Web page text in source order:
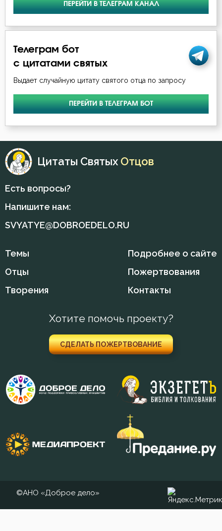
ПЕРЕЙТИ В ТЕЛЕГРАМ КАНАЛ
Телеграм бот
с цитатами святых
Выдает случайную цитату святого отца по запросу
ПЕРЕЙТИ В ТЕЛЕГРАМ БОТ
Цитаты Святых Отцов
Есть вопросы?
Напишите нам:
SVYATYE@DOBROEDELO.RU
Темы
Отцы
Творения
Подробнее о сайте
Пожертвования
Контакты
Хотите помочь проекту?
СДЕЛАТЬ ПОЖЕРТВОВАНИЕ
©АНО «Доброе дело»